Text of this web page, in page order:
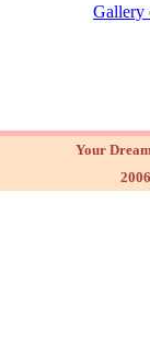
Gallery
Your